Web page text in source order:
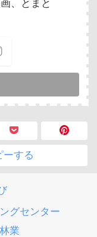
、とまと
ーする
グセンター
業